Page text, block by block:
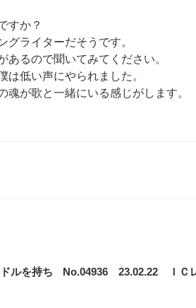
すか？
グライターだそうです。
あるので聞いてみてください。
は低い声にやられました。
魂が歌と一緒にいる感じがします。
ルを持ち
No.04936 23.02.22 ＩＣ